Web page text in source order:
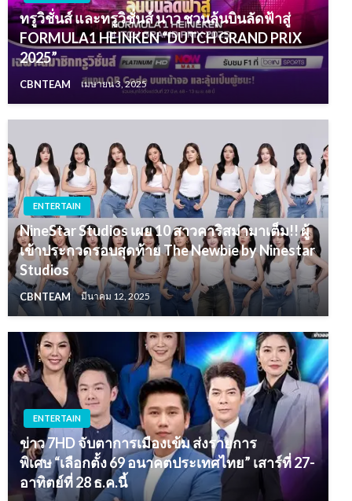
ทรูวิชั่นส์ และทรูวิชั่นส์ นาว ชวนลุ้นบินลัดฟ้าสู่
FORMULA1 HEINKEN “DUTCH GRAND PRIX
2025”
CBNTEAM เมษายน 3, 2025
ENTERTAIN
NineStar Studios เผย 10 สาวคาริสม่ามาเต็ม!! ผู้
เข้าประกวดรอบสุดท้าย The Newbie by Ninestar
Studios
CBNTEAM มีนาคม 12, 2025
ENTERTAIN
ข่าว 7HD จับตาการเมืองเข้ม ส่งรายการ
พิเศษ “เลือกตั้ง 69 อนาคตประเทศไทย” เสาร์ที่ 27-
อาทิตย์ที่ 28 ธ.ค.นี้